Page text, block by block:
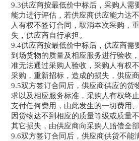
9.3供应商按最低价中标后，采购人需
能力进行评估，若供应商供应能力达
人有权不签订合同，取消本次采购，
失，供应商自行承担。
9.4供应商按最低价中标后，供应商需
到场货物的质量及相应服务进行验收
准无法通过采购人验收，采购人有权
采购，重新招标，造成的损失，供应商
9.5双方签订合同后，供应商供应的货
求以及相应服务标准，采购人有权终
支付任何费用，由此发生的一切费用
因货物达不到相应的质量等级或质量
其它损失，由供应商向采购人赔偿全部
9.6双方签订合同后，供应商供货不能